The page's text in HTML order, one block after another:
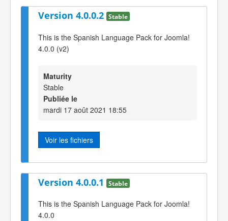
Version 4.0.0.2 Stable
This is the Spanish Language Pack for Joomla!
4.0.0 (v2)
Maturity
Stable
Publiée le
mardi 17 août 2021 18:55
Voir les fichiers
Version 4.0.0.1 Stable
This is the Spanish Language Pack for Joomla!
4.0.0